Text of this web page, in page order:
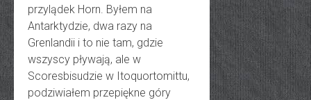
przylądek Horn. Byłem na
Antarktydzie, dwa razy na
Grenlandii i to nie tam, gdzie
wszyscy pływają, ale w
Scoresbisudzie w Itoquortomittu,
podziwiałem przepiękne góry